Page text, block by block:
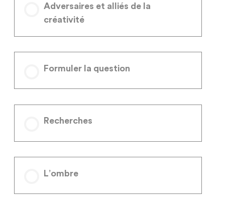
Adversaires et alliés de la
créativité
Formuler la question
Recherches
L’ombre